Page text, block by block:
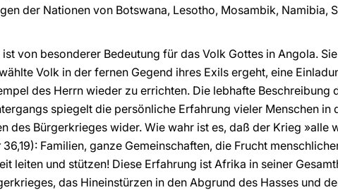
der Nationen von Botswana, Lesotho, Mosambik, Namibia,
von besonderer Bedeutung für das Volk Gottes in Angola.
Volk in der fernen Gegend ihres Exils ergeht, eine
des Herrn wieder zu errichten. Die lebhafte Beschreibung
spiegelt die persönliche Erfahrung vieler Menschen in
des Bürgerkrieges wider. Wie wahr ist es, daß der Krieg »alle
36,19): Familien, ganze Gemeinschaften, die Frucht
leiten und stützen! Diese Erfahrung ist Afrika in seiner
das Hineinstürzen in den Abgrund des Hasses und